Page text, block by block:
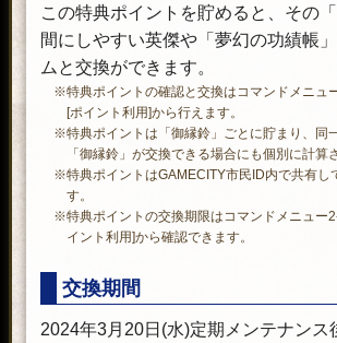
この特典ポイントを貯めると、その
間にしやすい英傑や「夢幻の功績帳
ムと交換ができます。
※特典ポイントの確認と交換はコマンドメニュ
[ポイント利用]から行えます。
※特典ポイントは「御縁鈴」ごとに貯まり、同
「御縁鈴」が交換できる場合にも個別に計算
※特典ポイントはGAMECITY市民ID内で共有し
す。
※特典ポイントの交換期限はコマンドメニュー
イント利用]から確認できます。
交換期間
2024年3月20日(水)定期メンテナンス